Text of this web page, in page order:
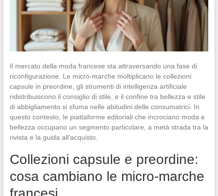
Il mercato della moda francese sta attraversando una fase di
riconfigurazione. Le micro-marche moltiplicano le collezioni
capsule in preordine, gli strumenti di intelligenza artificiale
ridistribuiscono il consiglio di stile, e il confine tra bellezza e stile
di abbigliamento si sfuma nelle abitudini delle consumatrici. In
questo contesto, le piattaforme editoriali che incrociano moda e
bellezza occupano un segmento particolare, a metà strada tra la
rivista e la guida all’acquisto.
Collezioni capsule e preordine:
cosa cambiano le micro-marche